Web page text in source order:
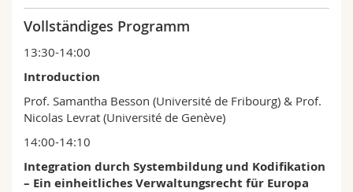
Vollständiges Programm
13:30-14:00
Introduction
Prof. Samantha Besson (Université de Fribourg) & Prof.
Nicolas Levrat (Université de Genève)
14:00-14:10
Integration durch Systembildung und Kodifikation
– Ein einheitliches Verwaltungsrecht für Europa